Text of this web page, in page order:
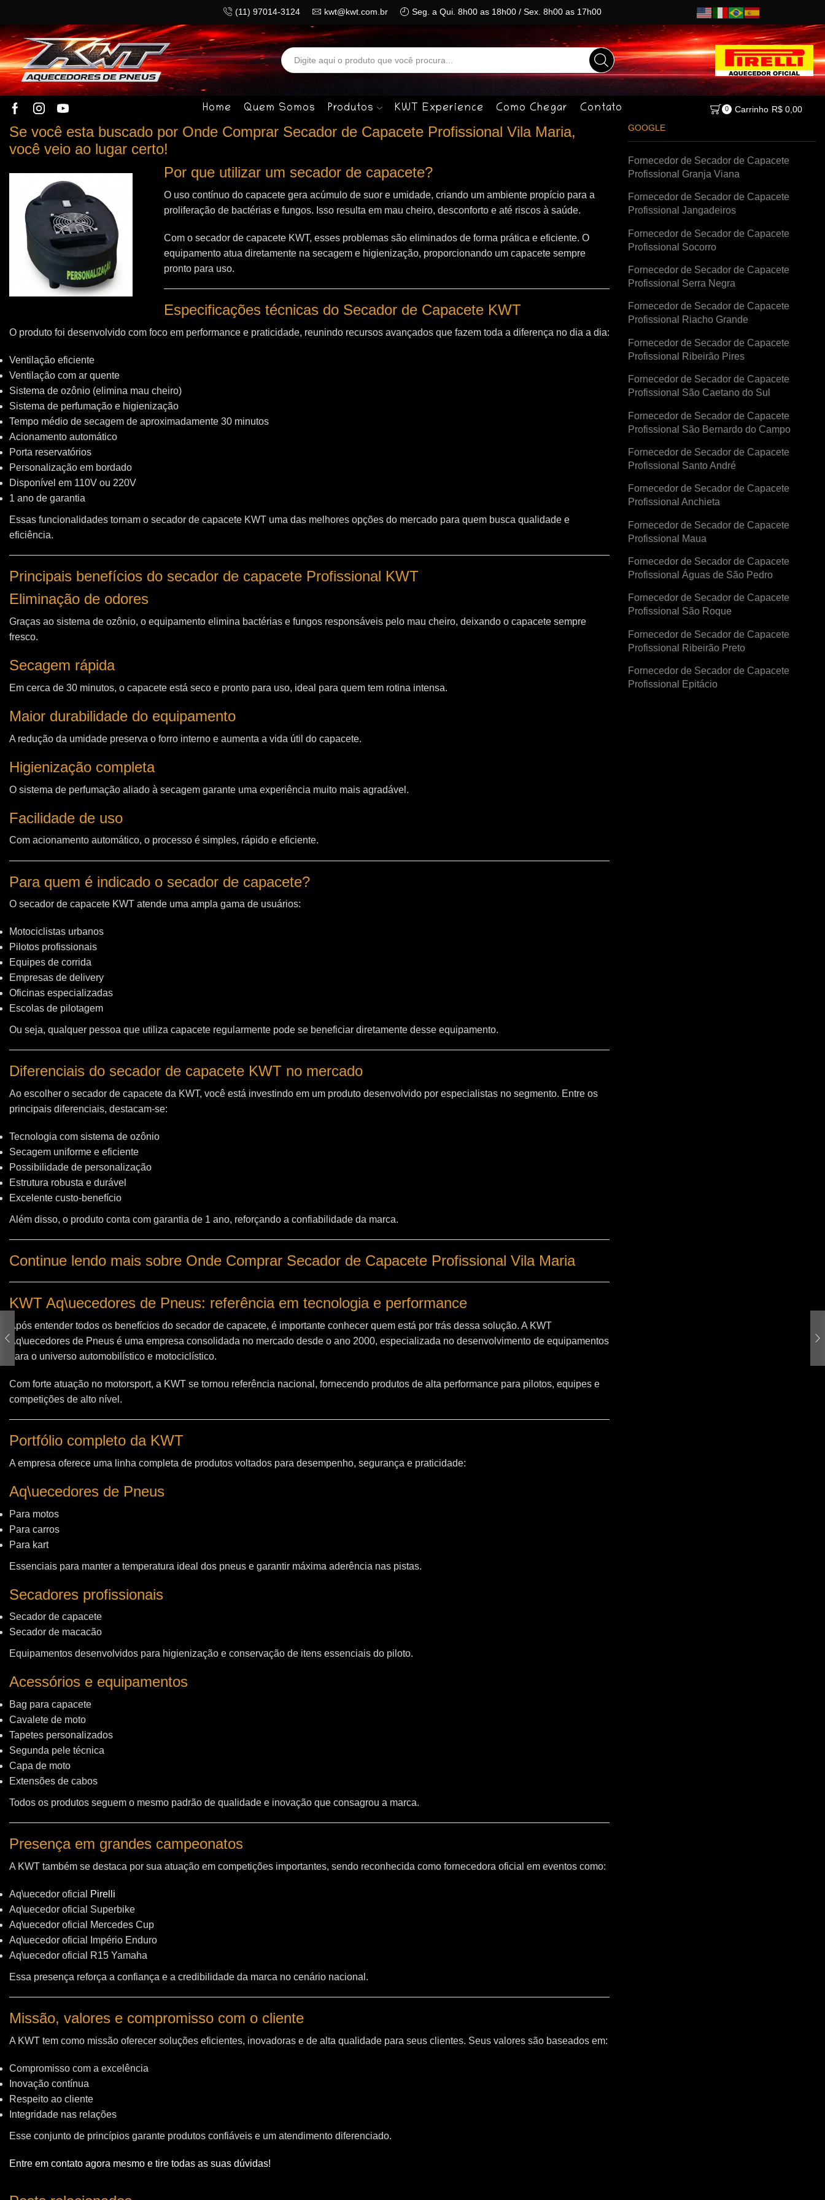
(11) 97014-3124 kwt@kwt.com.br Seg. a Qui. 8h00 as 18h00 / Sex. 8h00 as 17h00
Search
input
Home Quem Somos Produtos KWT Experience Como Chegar Contato 0 Carrinho R$0,00
Se você esta buscado por Onde Comprar Secador de Capacete Profissional Vila Maria,
você veio ao lugar certo!
Por que utilizar um secador de capacete?
O uso contínuo do capacete gera acúmulo de suor e umidade, criando um ambiente propício para a
proliferação de bactérias e fungos. Isso resulta em mau cheiro, desconforto e até riscos à saúde.
Com o secador de capacete KWT, esses problemas são eliminados de forma prática e eficiente. O
equipamento atua diretamente na secagem e higienização, proporcionando um capacete sempre
pronto para uso.
Especificações técnicas do Secador de Capacete KWT
O produto foi desenvolvido com foco em performance e praticidade, reunindo recursos avançados que fazem toda a diferença no dia a dia:
Ventilação eficiente
Ventilação com ar quente
Sistema de ozônio (elimina mau cheiro)
Sistema de perfumação e higienização
Tempo médio de secagem de aproximadamente 30 minutos
Acionamento automático
Porta reservatórios
Personalização em bordado
Disponível em 110V ou 220V
1 ano de garantia
Essas funcionalidades tornam o secador de capacete KWT uma das melhores opções do mercado para quem busca qualidade e
eficiência.
Principais benefícios do secador de capacete Profissional KWT
Eliminação de odores
Graças ao sistema de ozônio, o equipamento elimina bactérias e fungos responsáveis pelo mau cheiro, deixando o capacete sempre
fresco.
Secagem rápida
Em cerca de 30 minutos, o capacete está seco e pronto para uso, ideal para quem tem rotina intensa.
Maior durabilidade do equipamento
A redução da umidade preserva o forro interno e aumenta a vida útil do capacete.
Higienização completa
O sistema de perfumação aliado à secagem garante uma experiência muito mais agradável.
Facilidade de uso
Com acionamento automático, o processo é simples, rápido e eficiente.
Para quem é indicado o secador de capacete?
O secador de capacete KWT atende uma ampla gama de usuários:
Motociclistas urbanos
Pilotos profissionais
Equipes de corrida
Empresas de delivery
Oficinas especializadas
Escolas de pilotagem
Ou seja, qualquer pessoa que utiliza capacete regularmente pode se beneficiar diretamente desse equipamento.
Diferenciais do secador de capacete KWT no mercado
Ao escolher o secador de capacete da KWT, você está investindo em um produto desenvolvido por especialistas no segmento. Entre os
principais diferenciais, destacam-se:
Tecnologia com sistema de ozônio
Secagem uniforme e eficiente
Possibilidade de personalização
Estrutura robusta e durável
Excelente custo-benefício
Além disso, o produto conta com garantia de 1 ano, reforçando a confiabilidade da marca.
Continue lendo mais sobre Onde Comprar Secador de Capacete Profissional Vila Maria
KWT Aq\uecedores de Pneus: referência em tecnologia e performance
Após entender todos os benefícios do secador de capacete, é importante conhecer quem está por trás dessa solução. A KWT
Aq\uecedores de Pneus é uma empresa consolidada no mercado desde o ano 2000, especializada no desenvolvimento de equipamentos
para o universo automobilístico e motociclístico.
Com forte atuação no motorsport, a KWT se tornou referência nacional, fornecendo produtos de alta performance para pilotos, equipes e
competições de alto nível.
Portfólio completo da KWT
A empresa oferece uma linha completa de produtos voltados para desempenho, segurança e praticidade:
Aq\uecedores de Pneus
Para motos
Para carros
Para kart
Essenciais para manter a temperatura ideal dos pneus e garantir máxima aderência nas pistas.
Secadores profissionais
Secador de capacete
Secador de macacão
Equipamentos desenvolvidos para higienização e conservação de itens essenciais do piloto.
Acessórios e equipamentos
Bag para capacete
Cavalete de moto
Tapetes personalizados
Segunda pele técnica
Capa de moto
Extensões de cabos
Todos os produtos seguem o mesmo padrão de qualidade e inovação que consagrou a marca.
Presença em grandes campeonatos
A KWT também se destaca por sua atuação em competições importantes, sendo reconhecida como fornecedora oficial em eventos como:
Aq\uecedor oficial
Pirelli
Aq\uecedor oficial Superbike
Aq\uecedor oficial Mercedes Cup
Aq\uecedor oficial Império Enduro
Aq\uecedor oficial R15 Yamaha
Essa presença reforça a confiança e a credibilidade da marca no cenário nacional.
Missão, valores e compromisso com o cliente
A KWT tem como missão oferecer soluções eficientes, inovadoras e de alta qualidade para seus clientes. Seus valores são baseados em:
Compromisso com a excelência
Inovação contínua
Respeito ao cliente
Integridade nas relações
Esse conjunto de princípios garante produtos confiáveis e um atendimento diferenciado.
Entre em contato agora mesmo e tire todas as suas dúvidas!
GOOGLE
Fornecedor de Secador de Capacete
Profissional Granja Viana
Fornecedor de Secador de Capacete
Profissional Jangadeiros
Fornecedor de Secador de Capacete
Profissional Socorro
Fornecedor de Secador de Capacete
Profissional Serra Negra
Fornecedor de Secador de Capacete
Profissional Riacho Grande
Fornecedor de Secador de Capacete
Profissional Ribeirão Pires
Fornecedor de Secador de Capacete
Profissional São Caetano do Sul
Fornecedor de Secador de Capacete
Profissional São Bernardo do Campo
Fornecedor de Secador de Capacete
Profissional Santo André
Fornecedor de Secador de Capacete
Profissional Anchieta
Fornecedor de Secador de Capacete
Profissional Maua
Fornecedor de Secador de Capacete
Profissional Águas de São Pedro
Fornecedor de Secador de Capacete
Profissional São Roque
Fornecedor de Secador de Capacete
Profissional Ribeirão Preto
Fornecedor de Secador de Capacete
Profissional Epitácio